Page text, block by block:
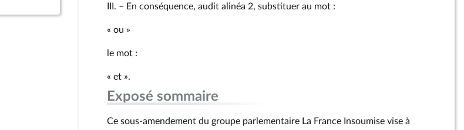
III. – En conséquence, audit alinéa 2, substituer au mot :
« ou »
le mot :
« et ».
Exposé sommaire
Ce sous-amendement du groupe parlementaire La France Insoumise vise à